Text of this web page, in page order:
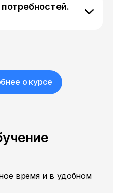
о курсе
время и в удобном